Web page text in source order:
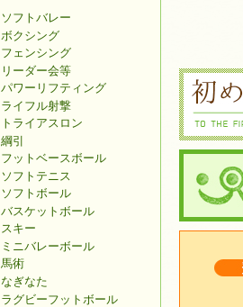
ソフトバレー
ボクシング
フェンシング
リーダー会等
パワーリフティング
ライフル射撃
トライアスロン
綱引
フットベースボール
ソフトテニス
ソフトボール
バスケットボール
スキー
ミニバレーボール
馬術
なぎなた
ラグビーフットボール